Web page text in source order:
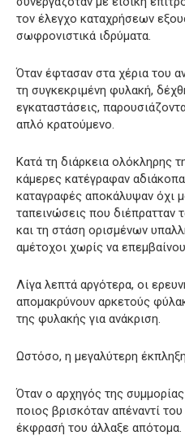
τον έλεγχο καταχρήσεων
σωφρονιστικά ιδρύματα.
Όταν έφτασαν στα χέρια του
τη συγκεκριμένη φυλακή,
εγκαταστάσεις,
απλό κρατούμενο.
Κατά τη διάρκεια ολόκληρης
κάμερες κατέγραφαν
καταγραφές αποκάλυψαν όχι
ταπεινώσεις που διέπρατταν
και τη στάση ορισμένων
αμέτοχοι χωρίς να
Λίγα λεπτά αργότερα, οι
απομακρύνουν αρκετούς
της φυλακής για ανάκριση.
Ωστόσο, η μεγαλύτερη
Όταν ο αρχηγός της
ποιος βρισκόταν απέναντί
έκφρασή του άλλαξε απότομα.